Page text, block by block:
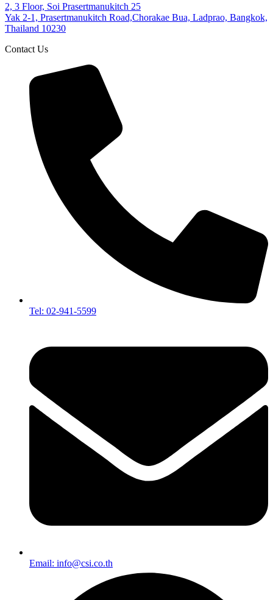
2, 3 Floor, Soi Prasertmanukitch 25
Yak 2-1, Prasertmanukitch Road,Chorakae Bua, Ladprao, Bangkok,
Thailand 10230
Contact Us
Tel: 02-941-5599
Email: info@csi.co.th